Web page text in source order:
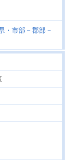
・市部－郡部－